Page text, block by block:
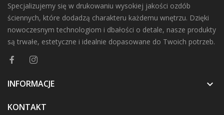
Specjalizujemy się w drukowaniu wysokiej jakości ozdób
ściennych, które dodadzą charakteru każdemu wnętrzu. Dzięki
nowoczesnym technologiom i dbałości o detale, nasze produkty
są trwałe, estetyczne i idealnie dopasowane do Twoich potrzeb.
INFORMACJE 
KONTAKT